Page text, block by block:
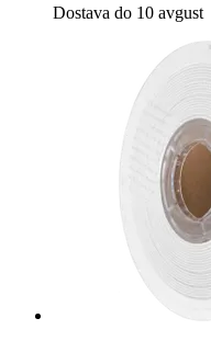
Dostava do 10 avgust